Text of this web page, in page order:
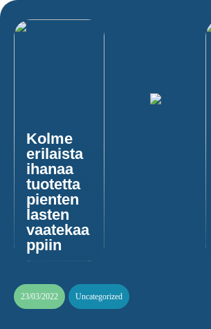
Kolme
erilaista
ihanaa
tuotetta
pienten
lasten
vaatekaa
ppiin
23/03/2022 Uncategorized